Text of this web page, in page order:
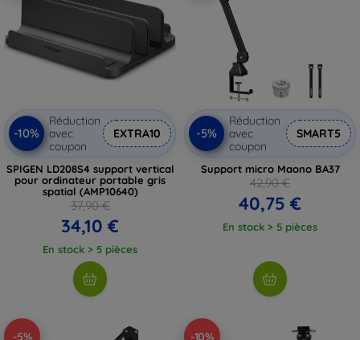
-10%
Réduction
avec
coupon
EXTRA10
SPIGEN LD208S4 support vertical
pour ordinateur portable gris
spatial (AMP10640)
37,90 €
34,10 €
En stock > 5 pièces
-5%
Réduction
avec
coupon
SMART5
Support micro Maono BA37
42,90 €
40,75 €
En stock > 5 pièces
-5% -10%